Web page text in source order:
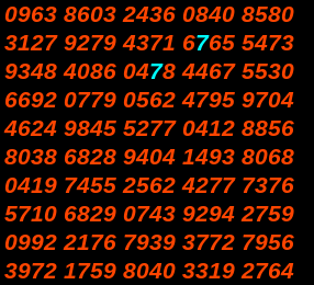
8603 2436 0840 8580
9279 4371 6765 5473
4086 0478 4467 5530
0779 0562 4795 9704
9845 5277 0412 8856
6828 9404 1493 8068
7455 2562 4277 7376
6829 0743 9294 2759
2176 7939 3772 7956
1759 8040 3319 2764